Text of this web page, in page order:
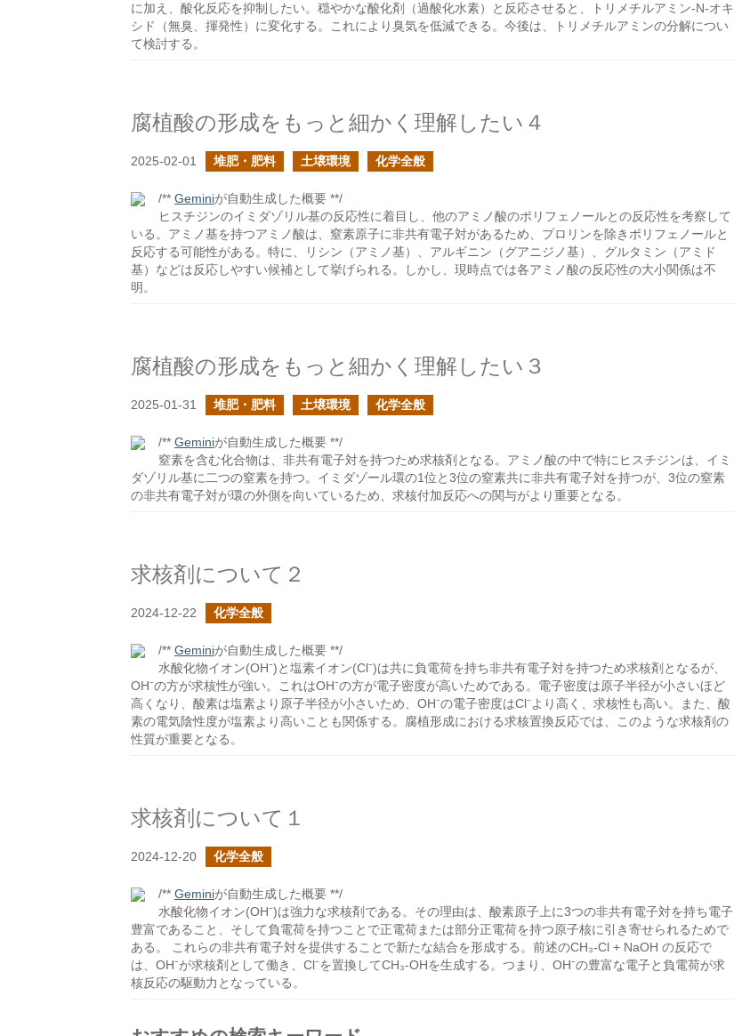
に加え、酸化反応を抑制したい。穏やかな酸化剤（過酸化水素）と反応させると、トリメチルアミン-N-オキ
シド（無臭、揮発性）に変化する。これにより臭気を低減できる。今後は、トリメチルアミンの分解につい
て検討する。
腐植酸の形成をもっと細かく理解したい４
2025-02-01 堆肥・肥料 土壌環境 化学全般
/** Geminiが自動生成した概要 **/
ヒスチジンのイミダゾリル基の反応性に着目し、他のアミノ酸のポリフェノールとの反応性を考察して
いる。アミノ基を持つアミノ酸は、窒素原子に非共有電子対があるため、プロリンを除きポリフェノールと
反応する可能性がある。特に、リシン（アミノ基）、アルギニン（グアニジノ基）、グルタミン（アミド
基）などは反応しやすい候補として挙げられる。しかし、現時点では各アミノ酸の反応性の大小関係は不
明。
腐植酸の形成をもっと細かく理解したい３
2025-01-31 堆肥・肥料 土壌環境 化学全般
/** Geminiが自動生成した概要 **/
窒素を含む化合物は、非共有電子対を持つため求核剤となる。アミノ酸の中で特にヒスチジンは、イミ
ダゾリル基に二つの窒素を持つ。イミダゾール環の1位と3位の窒素共に非共有電子対を持つが、3位の窒素
の非共有電子対が環の外側を向いているため、求核付加反応への関与がより重要となる。
求核剤について２
2024-12-22 化学全般
/** Geminiが自動生成した概要 **/
水酸化物イオン(OH⁻)と塩素イオン(Cl⁻)は共に負電荷を持ち非共有電子対を持つため求核剤となるが、
OH⁻の方が求核性が強い。これはOH⁻の方が電子密度が高いためである。電子密度は原子半径が小さいほど
高くなり、酸素は塩素より原子半径が小さいため、OH⁻の電子密度はCl⁻より高く、求核性も高い。また、酸
素の電気陰性度が塩素より高いことも関係する。腐植形成における求核置換反応では、このような求核剤の
性質が重要となる。
求核剤について１
2024-12-20 化学全般
/** Geminiが自動生成した概要 **/
水酸化物イオン(OH⁻)は強力な求核剤である。その理由は、酸素原子上に3つの非共有電子対を持ち電子
豊富であること、そして負電荷を持つことで正電荷または部分正電荷を持つ原子核に引き寄せられるためで
ある。 これらの非共有電子対を提供することで新たな結合を形成する。前述のCH₃-Cl + NaOH の反応で
は、OH⁻が求核剤として働き、Cl⁻を置換してCH₃-OHを生成する。つまり、OH⁻の豊富な電子と負電荷が求
核反応の駆動力となっている。